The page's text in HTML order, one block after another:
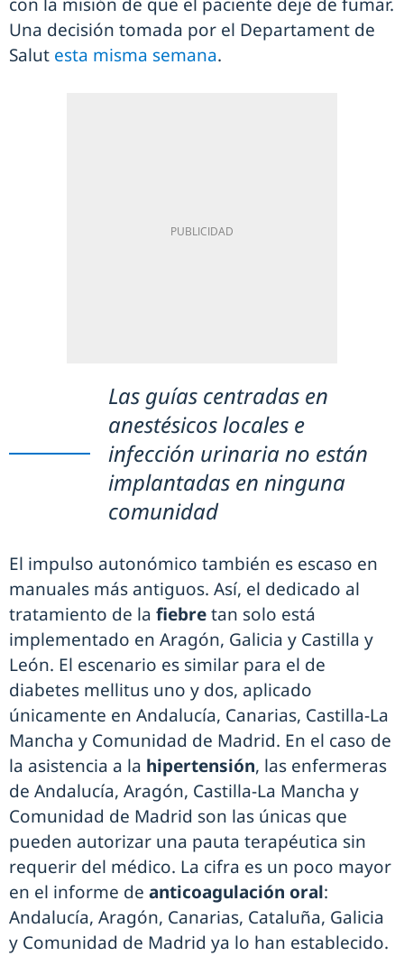
Una decisión tomada por el Departament de
Salut esta misma semana.
Las guías centradas en
anestésicos locales e
infección urinaria no están
implantadas en ninguna
comunidad
El impulso autonómico también es escaso en
manuales más antiguos. Así, el dedicado al
tratamiento de la fiebretan solo está
implementado en Aragón, Galicia y Castilla y
León. El escenario es similar para el de
diabetes mellitus uno y dos, aplicado
únicamente en Andalucía, Canarias, Castilla-La
Mancha y Comunidad de Madrid. En el caso de
la asistencia a la hipertensión, las enfermeras
de Andalucía, Aragón, Castilla-La Mancha y
Comunidad de Madrid son las únicas que
pueden autorizar una pauta terapéutica sin
requerir del médico. La cifra es un poco mayor
en el informe de anticoagulación oral:
Andalucía, Aragón, Canarias, Cataluña, Galicia
y Comunidad de Madrid ya lo han establecido.